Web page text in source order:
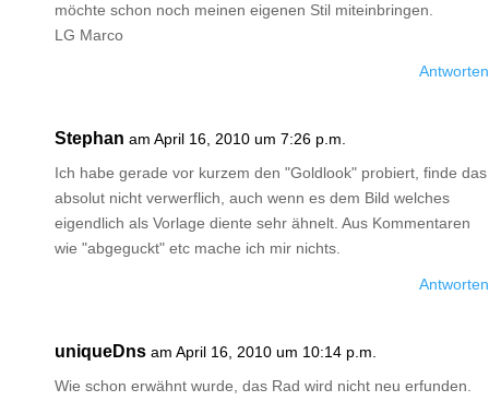
möchte schon noch meinen eigenen Stil miteinbringen.
LG Marco
Antworten
Stephan am April 16, 2010 um 7:26 p.m.
Ich habe gerade vor kurzem den "Goldlook" probiert, finde das
absolut nicht verwerflich, auch wenn es dem Bild welches
eigendlich als Vorlage diente sehr ähnelt. Aus Kommentaren
wie "abgeguckt" etc mache ich mir nichts.
Antworten
uniqueDns am April 16, 2010 um 10:14 p.m.
Wie schon erwähnt wurde, das Rad wird nicht neu erfunden.